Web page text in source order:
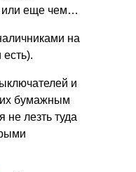
или еще чем…
на
и
бумажным
не лезть туда